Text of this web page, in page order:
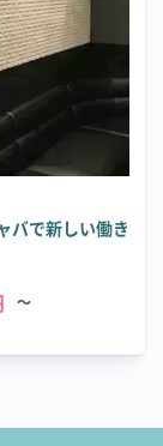
バで新しい働き
～